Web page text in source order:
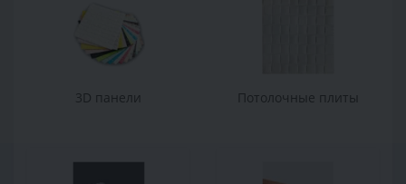
3D панели Потолочные плиты